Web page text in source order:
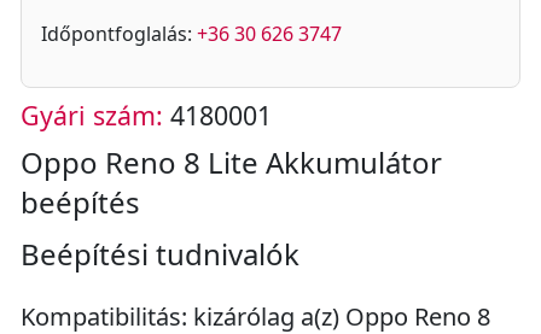
Időpontfoglalás: +36 30 626 3747
Gyári szám: 4180001
Oppo Reno 8 Lite Akkumulátor
beépítés
Beépítési tudnivalók
Kompatibilitás: kizárólag a(z) Oppo Reno 8